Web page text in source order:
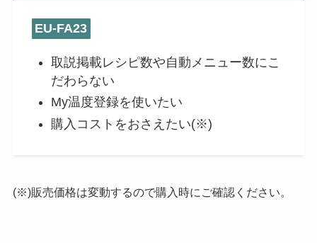
EU-FA23
取説掲載レシピ数や自動メニュー数にこ
だわらない
My温度登録を使いたい
購入コストをおさえたい(※)
(※)販売価格は変動するので購入時にご確認ください。